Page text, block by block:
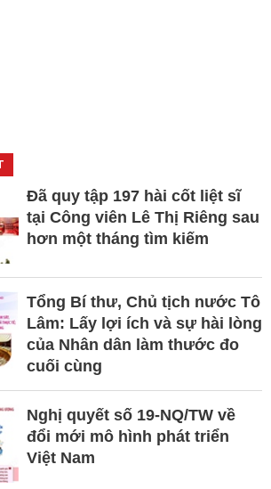
Đã quy tập 197 hài cốt liệt sĩ
tại Công viên Lê Thị Riêng sau
hơn một tháng tìm kiếm
Tổng Bí thư, Chủ tịch nước Tô
Lâm: Lấy lợi ích và sự hài lòng
của Nhân dân làm thước đo
cuối cùng
Nghị quyết số 19-NQ/TW về
đổi mới mô hình phát triển
Việt Nam